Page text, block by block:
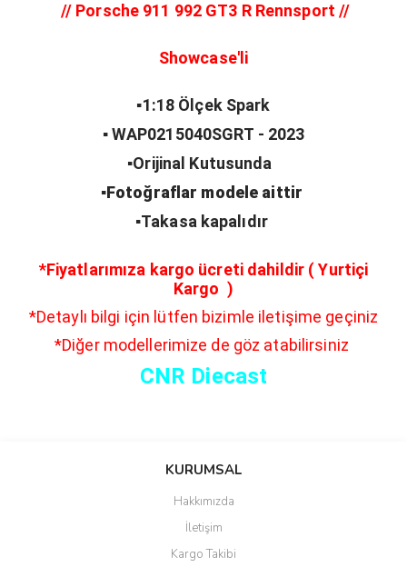
// Porsche 911 992 GT3 R Rennsport //
Showcase'li
▪️1:18 Ölçek Spark
▪️ WAP0215040SGRT - 2023
▪️Orijinal Kutusunda
▪️Fotoğraflar modele aittir
▪️Takasa kapalıdır
*Fiyatlarımıza kargo ücreti dahildir ( Yurtiçi
Kargo )
*Detaylı bilgi için lütfen bizimle iletişime geçiniz
*Diğer modellerimize de göz atabilirsiniz
CNR Diecast
Bu ürüne ilk yorumu siz yapın!
Yorum Yaz
Ürün resmi kalitesiz, bozuk veya görüntülenemiyor.
Ürün açıklamasında eksik bilgiler bulunuyor.
KURUMSAL
Hakkımızda
İletişim
Kargo Takibi